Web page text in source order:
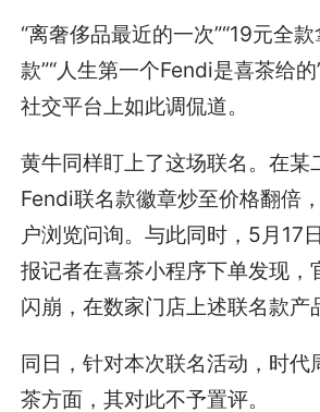
“离奢侈品最近的一次”“19元全
款”“人生第一个Fendi是喜茶给
社交平台上如此调侃道。
黄牛同样盯上了这场联名。在某
Fendi联名款徽章炒至价格翻倍
户浏览问询。与此同时，5月17
报记者在喜茶小程序下单发现，
闪崩，在数家门店上述联名款产
同日，针对本次联名活动，时代
茶方面，其对此不予置评。